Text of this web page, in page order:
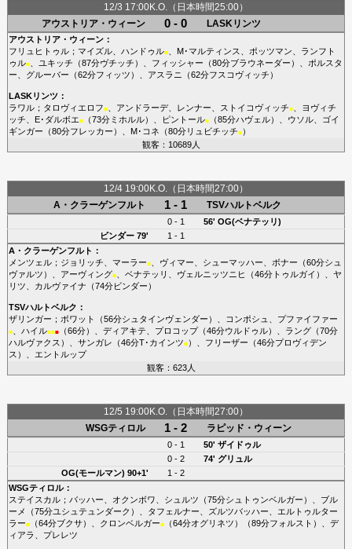
12/3 17:00K.O.（日本時間25:00）
アウストリア・ウィーン
0 - 0 LASKリンツ
アウストリア・ウィーン：
フリュヒトゥル； マイズル、 ハンドゥル■、 M･マルティンス ポッツマン
ランフト
ゥル■、 ユキッチ （87分ヴチッチ ）、 フィッシャー （80分ブラウネーダー ）、 ポルスタ
ー
グルーバー （62分フィッツ ）、 アスラニ （62分フスコヴィッチ ）
LASKリンツ：
ラワル； タロヴィエロフ■、 アンドラーデ、 レンナー ストイコヴィッチ■、 ヨヴィチ
ッチ
E･ダルボエ■（73分ミホルル）、 ピントール■（85分ハヴェル）、 ウソル、 ゴイ
ギンガー （80分フレッカー ）、 M･コネ （80分リュビチッチ■）
観客：10689人
12/4 19:00K.O.（日本時間27:00）
A・クラーゲンフルト
1 - 1 TSVハルトベルク
0 - 1 56' OG(ベナテッリ)
ビンダー79'
1 - 1
A・クラーゲンフルト ：
メンツェル； ジョリッチ マーラー■、 ヴィマー シューマッハー ボナー （60分シュ
ヴァルツ ）、 アーヴィング■、 ベナテッリ ヴェルニッツニヒ （46分トゥルガイ ）、 ヤ
リツ
カルヴァイナ （74分ビンダー ）
TSVハルトベルク ：
ザリンガー ； ボワット （56分シュタインヴェンダー ）、 コンポシュ プファイファー
■、 ハイル■■■（66分）、 ディアキテ プロコップ（46分ウルドゥル）、 ラング（70分
ハルヴァクス ）、 サンガレ （46分T･カインツ■）、 フリーザー （46分プロヴィデン
ス ）、 エントルップ
観客：623人
12/5 19:00K.O.（日本時間27:00）
WSGティロル
1 - 2 ラピッド・ウィーン
0 - 1 50' ザイドゥル
0 - 2
74' グリュル
OG(モールマン) 90+1'
1 - 2
WSGティロル：
ステイスカル； バッハー オクンボワ シュルツ （75分シュトゥンベルガー ）、 ブル
ーメ
（75分ユシュテュンダーク ）、 タフェルナー ズルツバッハー
エルトゥルター
ラー■（64分ブクサ）、 クロンベルガー■（64分オグリネツ ）（89分フォルスト ）、 デ
ィアラ
プレレツ